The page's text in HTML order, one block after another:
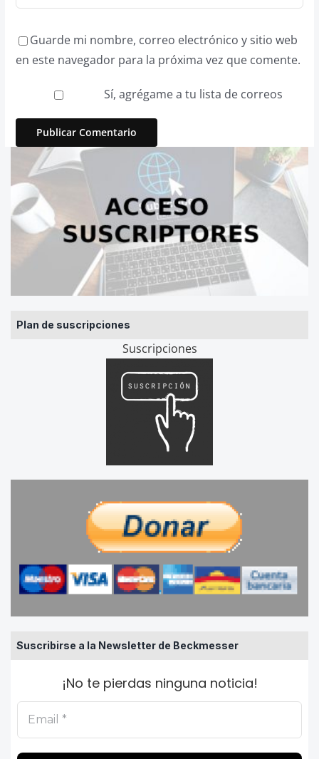
Plan de suscripciones
Suscripciones
Suscribirse a la Newsletter de Beckmesser
¡No te pierdas ninguna noticia!
Guarde mi nombre, correo electrónico y sitio web
en este navegador para la próxima vez que comente.
Sí, agrégame a tu lista de correos